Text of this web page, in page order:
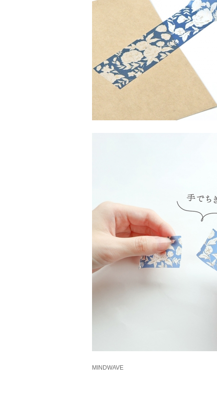
MINDWAVE